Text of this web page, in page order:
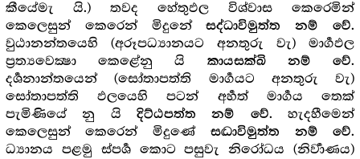
කීයේමැ යි.) තවද හේතුඵල විශ්වාස කෙරෙමින්
කෙලෙසුන් කෙරෙන් මිදුනේසද්ධාවිමුත්ත නම් වේ.
වුඨානන්තයෙහි (අරූපධ්‍යානයට අනතුරු වැ) මාර්‍ගඵල
ප්‍ර‍ත්‍යවෙක්‍ෂා කෙළේනු යි කායසක්ඛි නම් වේ.
දර්‍ශනාන්තයෙන් (සෝතාපත්ති මාර්‍ගයට අනතුරු වැ)
සෝතාපත්ති ඵලයෙහි පටන් අර්‍හත් මාර්‍ගය තෙක්
පැමිණියේ නු යි දිට්ඨපත්ත නම් වේ. හැදහීමෙන්
කෙලෙසුන් කෙරෙන් මිදුණේ සද්‍ධාවිමුත්ත නම් වේ.
ධ්‍යානය පළමු ස්පර්‍ශ කොට පසුවැ නිරෝධය (නිර්‍වාණය)